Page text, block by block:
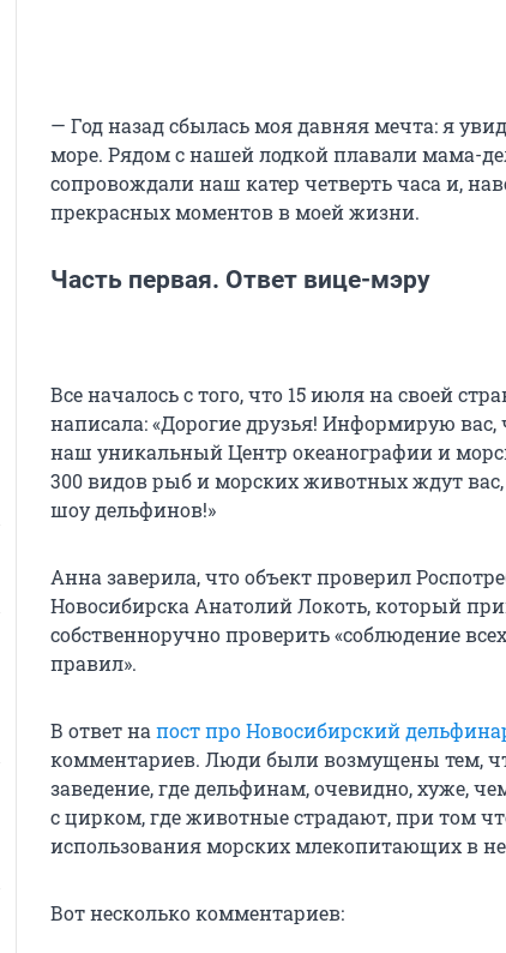
— Год назад сбылась моя давняя мечта: я
море. Рядом с нашей лодкой плавали мама-
сопровождали наш катер четверть часа и,
прекрасных моментов в моей жизни.
Часть первая. Ответ вице-мэру
Все началось с того, что 15 июля на своей
написала: «Дорогие друзья! Информирую
наш уникальный Центр океанографии и
300 видов рыб и морских животных ждут
шоу дельфинов!»
Анна заверила, что объект проверил
Новосибирска Анатолий Локоть, который
собственноручно проверить «соблюдение
правил».
В ответ на пост про Новосибирский
комментариев. Люди были возмущены тем,
заведение, где дельфинам, очевидно, хуже,
с цирком, где животные страдают, при том
использования морских млекопитающих в
Вот несколько комментариев: